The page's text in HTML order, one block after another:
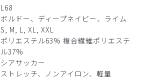
L68
ボルドー、ディープネイビー、ライム
S, M, L, XL, XXL
ポリエステル63% 複合繊維ポリエステ
ル37%
シアサッカー
ストレッチ、ノンアイロン、軽量